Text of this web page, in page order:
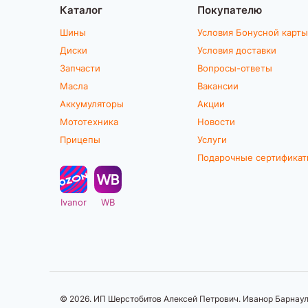
Каталог
Шины
Диски
Запчасти
Масла
Аккумуляторы
Мототехника
Прицепы
Ivanor WB
Покупателю
Условия Бонусной карты
Условия доставки
Вопросы-ответы
Вакансии
Акции
Новости
Услуги
Подарочные
© 2026. ИП Шерстобитов Алексей Петрович. Иванор